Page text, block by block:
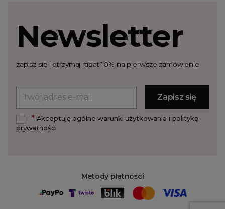
Metody płatności
Newsletter
zapisz się i otrzymaj rabat 10% na pierwsze zamówienie
*Akceptuję ogólne warunki użytkowania i politykę
prywatności